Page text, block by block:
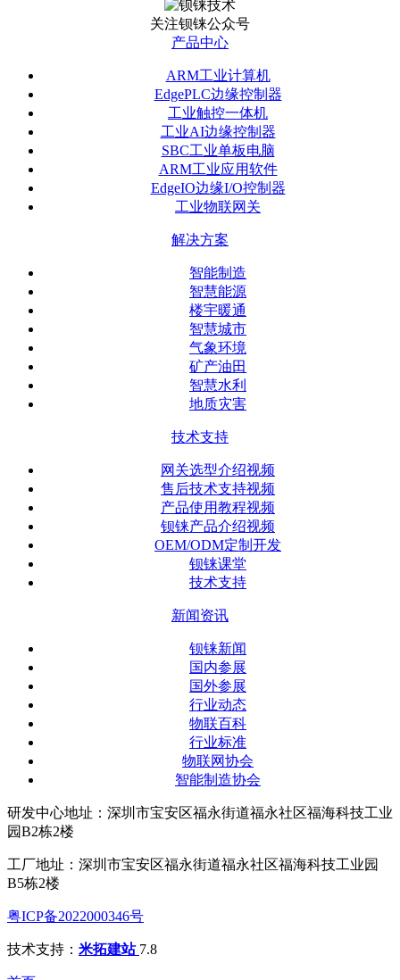
关注钡铼公众号
产品中心
ARM工业计算机
EdgePLC边缘控制器
工业触控一体机
工业AI边缘控制器
SBC工业单板电脑
ARM工业应用软件
EdgeIO边缘I/O控制器
工业物联网关
解决方案
智能制造
智慧能源
楼宇暖通
智慧城市
气象环境
矿产油田
智慧水利
地质灾害
技术支持
网关选型介绍视频
售后技术支持视频
产品使用教程视频
钡铼产品介绍视频
OEM/ODM定制开发
钡铼课堂
技术支持
新闻资讯
钡铼新闻
国内参展
国外参展
行业动态
物联百科
行业标准
物联网协会
智能制造协会
研发中心地址：深圳市宝安区福永街道福永社区福海科技工业
园B2栋2楼
工厂地址：深圳市宝安区福永街道福永社区福海科技工业园
B5栋2楼
粤ICP备2022000346号
技术支持： 米拓建站 7.8